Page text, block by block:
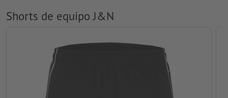
Shorts de equipo J&N